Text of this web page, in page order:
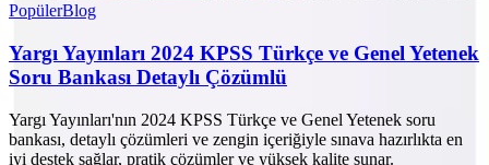
PopülerBlog
Yargı Yayınları 2024 KPSS Türkçe ve Genel Yetenek
Soru Bankası Detaylı Çözümlü
Yargı Yayınları'nın 2024 KPSS Türkçe ve Genel Yetenek soru
bankası, detaylı çözümleri ve zengin içeriğiyle sınava hazırlıkta en
iyi destek sağlar, pratik çözümler ve yüksek kalite sunar.